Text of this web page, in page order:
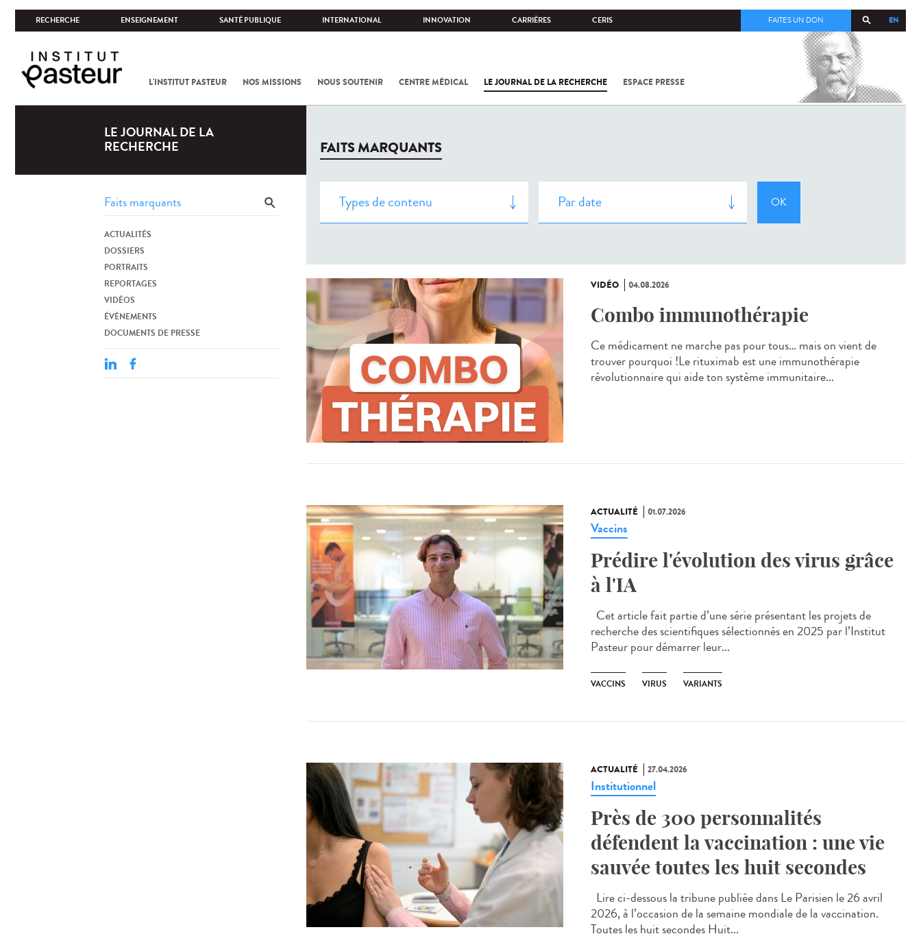
RECHERCHE ENSEIGNEMENT SANTÉ PUBLIQUE INTERNATIONAL INNOVATION CARRIÈRES CERIS EN
FAITES UN DON
L'INSTITUT PASTEUR NOS MISSIONS NOUS SOUTENIR CENTRE MÉDICAL LE JOURNAL DE LA RECHERCHE ESPACE PRESSE
COV-2 /
LE JOURNAL DE LA
RECHERCHE
ACTUALITÉS
DOSSIERS
PORTRAITS
REPORTAGES
VIDÉOS
ÉVÉNEMENTS
DOCUMENTS DE PRESSE
FAITS MARQUANTS
VIDÉO 04.08.2026
Combo immunothérapie
Ce médicament ne marche pas pour tous… mais on vient de
trouver pourquoi !Le rituximab est une immunothérapie
révolutionnaire qui aide ton système immunitaire...
ACTUALITÉ 01.07.2026
Vaccins
Prédire l'évolution des virus grâce
à l'IA
Cet article fait partie d’une série présentant les projets de
recherche des scientifiques sélectionnés en 2025 par l’Institut
Pasteur pour démarrer leur...
VACCINS VIRUS VARIANTS
ACTUALITÉ 27.04.2026
Institutionnel
Près de 300 personnalités
défendent la vaccination : une vie
sauvée toutes les huit secondes
Lire ci-dessous la tribune publiée dans Le Parisien le 26 avril
2026, à l’occasion de la semaine mondiale de la vaccination.
Toutes les huit secondes Huit...